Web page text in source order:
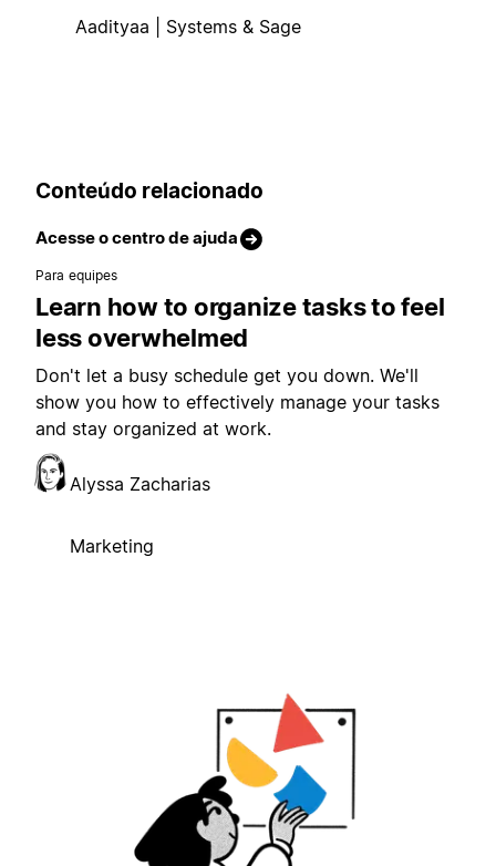
Aadityaa | Systems & Sage
Conteúdo relacionado
Acesse o centro de ajuda
Para equipes
Learn how to organize tasks to feel
less overwhelmed
Don't let a busy schedule get you down. We'll
show you how to effectively manage your tasks
and stay organized at work.
Alyssa Zacharias
Marketing